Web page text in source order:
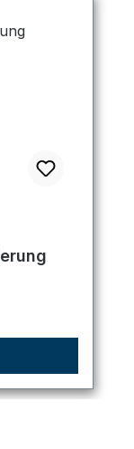
5 von 5 Sternen